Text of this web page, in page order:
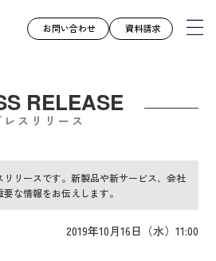
お問い合わせ 資料請求
RELEASE
レスリリース
リースです。新製品や新サービス、会社
要な情報をお伝えします。
2019年10月16日（水）11:00